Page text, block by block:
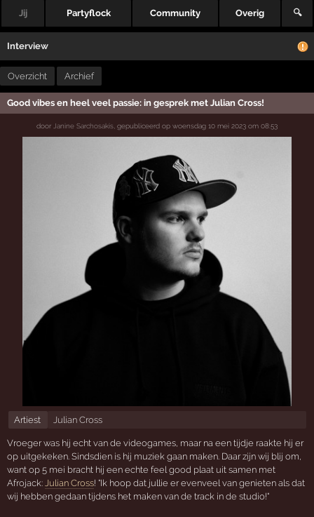
Jij Partyflock Community Overig 🔍
Interview
Overzicht Archief
Good vibes en heel veel passie: in gesprek met Julian Cross!
door Janine Sarchosakis gepubliceerd op woensdag 10 mei 2023 om 08:53
Artiest Julian Cross
Vroeger was hij echt van de videogames, maar na een tijdje raakte hij er
op uitgekeken. Sindsdien is hij muziek gaan maken. Daar zijn wij blij om,
want op 5 mei bracht hij een echte feel good plaat uit samen met
Afrojack:Julian Cross! "Ik hoop dat jullie er evenveel van genieten als dat
wij hebben gedaan tijdens het maken van de track in de studio!"